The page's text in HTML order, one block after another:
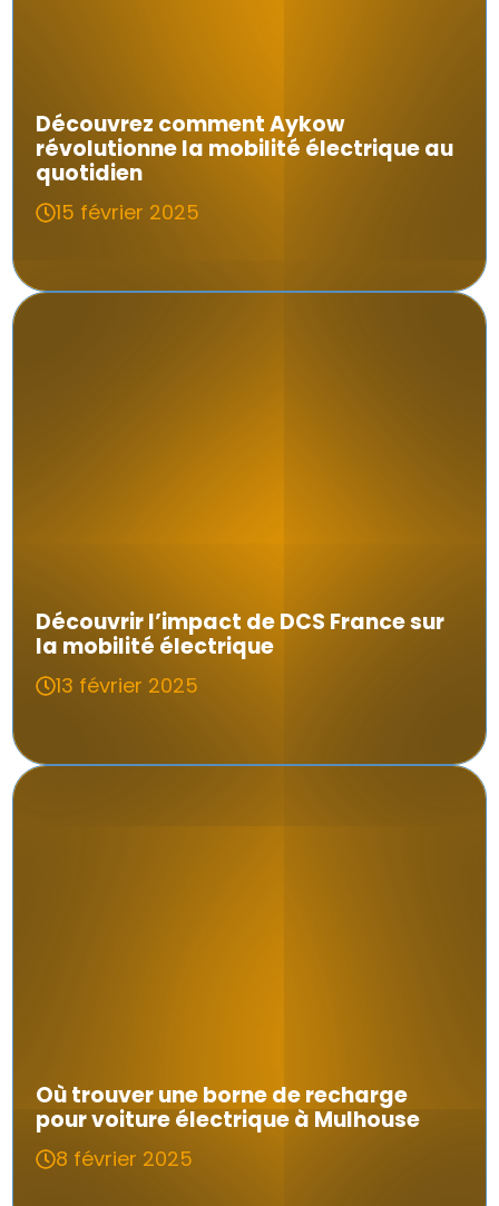
Découvrez comment Aykow
révolutionne la mobilité électrique au
quotidien
15 février 2025
Découvrir l’impact de DCS France sur
la mobilité électrique
13 février 2025
Où trouver une borne de recharge
pour voiture électrique à Mulhouse
8 février 2025